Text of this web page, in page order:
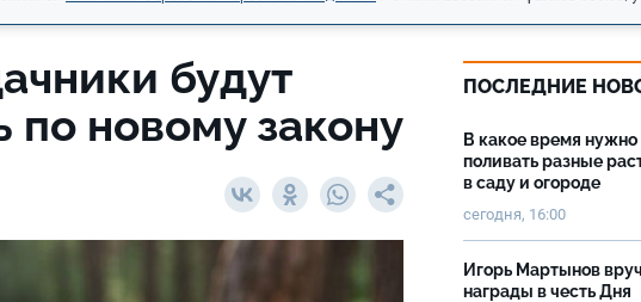
будут
по новому закону
ПОСЛЕДНИЕ
В какое время нужно
поливать разные
в саду и огороде
сегодня, 16:00
Игорь Мартынов
награды в честь Дня